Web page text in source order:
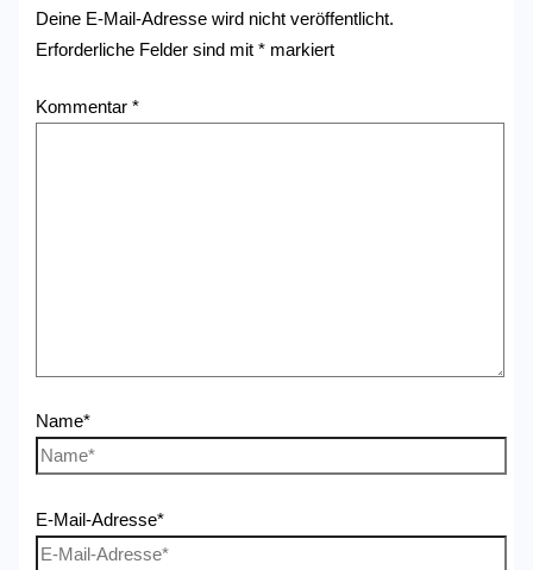
Deine E-Mail-Adresse wird nicht veröffentlicht.
Erforderliche Felder sind mit* markiert
Kommentar*
Name*
E-Mail-Adresse*